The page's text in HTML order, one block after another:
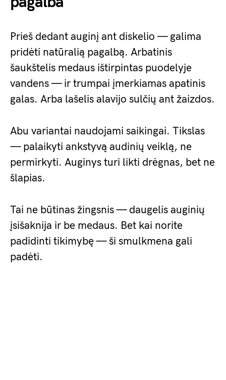
Prieš dedant auginį ant diskelio — galima
pridėti natūralią pagalbą. Arbatinis
šaukštelis medaus ištirpintas puodelyje
vandens — ir trumpai įmerkiamas apatinis
galas. Arba lašelis alavijo sulčių ant žaizdos.
Abu variantai naudojami saikingai. Tikslas
— palaikyti ankstyvą audinių veiklą, ne
permirkyti. Auginys turi likti drėgnas, bet ne
šlapias.
Tai ne būtinas žingsnis — daugelis auginių
įsišaknija ir be medaus. Bet kai norite
padidinti tikimybę — ši smulkmena gali
padėti.